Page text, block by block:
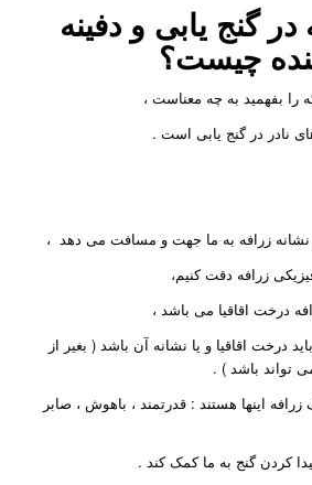
گنج یابی و دفینه
چیست؟
را بفهمید به چه معناست ،
های نادر در گنج یابی است .
زرافه به ما جهت و مسافت می دهد ،
زرافه دقت کنیم،
درخت اقاقیا می باشد ،
درخت اقاقیا و یا نشانه آن باشد ( بغیر از
تواند باشد ) .
اینها هستند : قدرتمند ، باهوش ، صابر
کردن گنج به ما کمک کند .